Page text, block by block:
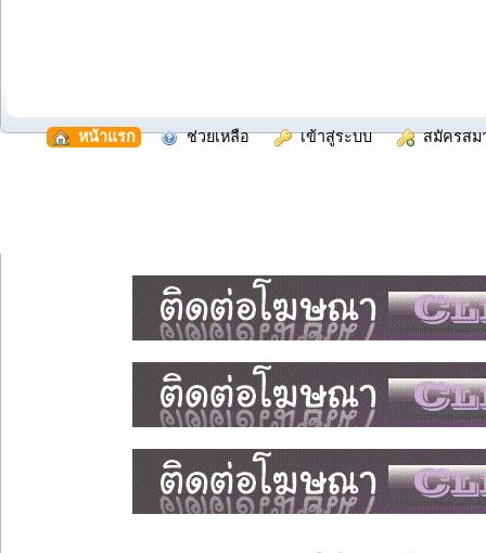
หน้าแรก ช่วยเหลือ เข้าสู่ระบบ สมัครสม